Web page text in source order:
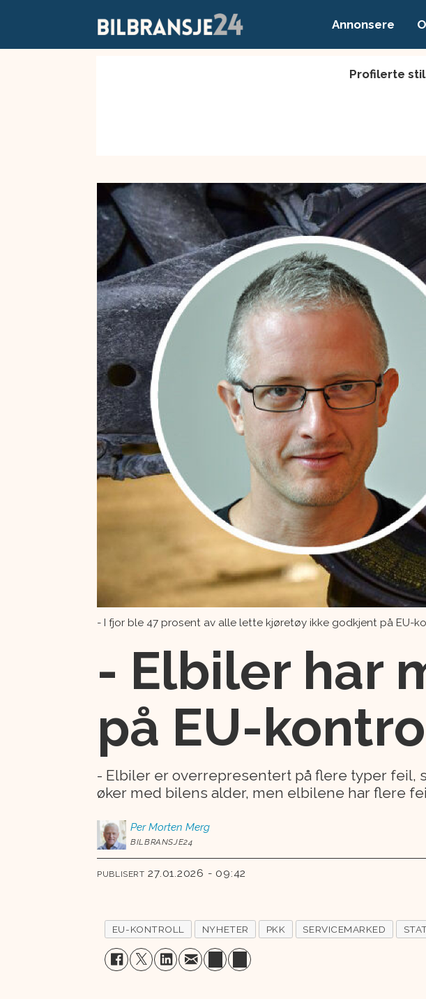
Annonsere
Profilerte
- I fjor ble 47 prosent av alle lette kjøretøy ikke godkjent på EU-
- Elbiler har
på EU-
- Elbiler er overrepresentert på flere typer feil,
øker med bilens alder, men elbilene har flere
Per Morten Merg
BILBRANSJE24
PUBLISERT 27.01.2026 - 09:42
EU-KONTROLL NYHETER PKK SERVICEMARKED